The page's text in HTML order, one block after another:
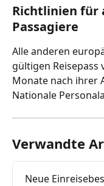
Richtlinien für
Passagiere
Alle anderen
gültigen
Monate nach ihrer
Nationale
Verwandte
Neue